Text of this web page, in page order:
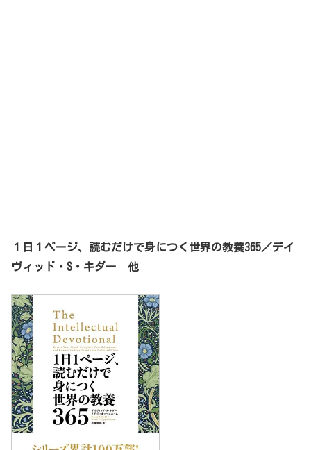
１日１ページ、読むだけで身につく世界の教養365／デイ
ヴィッド・S・キダー 他